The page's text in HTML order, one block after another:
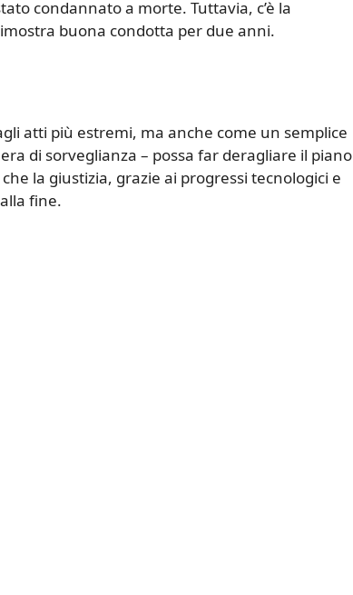
condannato a morte. Tuttavia, c’è la
buona condotta per due anni.
atti più estremi, ma anche come un semplice
di sorveglianza – possa far deragliare il piano
la giustizia, grazie ai progressi tecnologici e
fine.